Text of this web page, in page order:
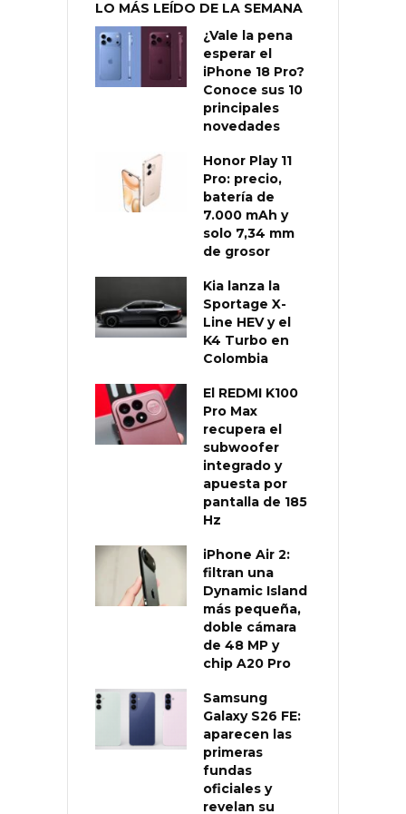
LO MÁS LEÍDO DE LA SEMANA
¿Vale la pena
esperar el
iPhone 18 Pro?
Conoce sus 10
principales
novedades
Honor Play 11
Pro: precio,
batería de
7.000 mAh y
solo 7,34 mm
de grosor
Kia lanza la
Sportage X-
Line HEV y el
K4 Turbo en
Colombia
El REDMI K100
Pro Max
recupera el
subwoofer
integrado y
apuesta por
pantalla de 185
Hz
iPhone Air 2:
filtran una
Dynamic Island
más pequeña,
doble cámara
de 48 MP y
chip A20 Pro
Samsung
Galaxy S26 FE:
aparecen las
primeras
fundas
oficiales y
revelan su